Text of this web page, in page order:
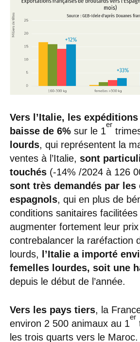
Vers l’Italie, les
baisse de 6% sur le 1
er
lourds, qui représentent la
ventes à l’Italie, sont
touchés (-14% /2024 à 126
sont très demandés par les
espagnols, qui en plus de
conditions sanitaires
augmenter fortement leur prix
contrebalancer la raréfaction
lourds,
l’Italie a importé
femelles lourdes, soit une
depuis le début de l’année.
Vers les pays tiers, la
environ 2 500 animaux au 1
er
les trois quarts vers le